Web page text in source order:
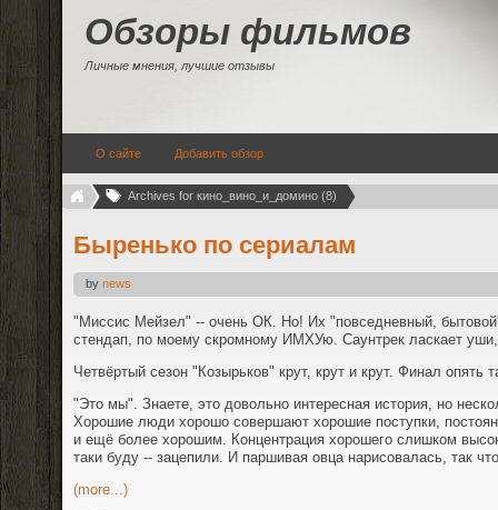
Обзоры фильмов
Личные мнения, лучшие отзывы
О сайте Добавить обзор
Archives for кино_вино_и_домино (8)
Быренько по сериалам
by news
"Миссис Мейзел" -- очень ОК. Но! Их "повседневный,
стендап, по моему скромному ИМХУю. Саунтрек ласкает
Четвёртый сезон "Козырьков" крут, крут и крут. Финал опять
"Это мы". Знаете, это довольно интересная история, но
Хорошие люди хорошо совершают хорошие поступки,
и ещё более хорошим. Концентрация хорошего слишком
таки буду -- зацепили. И паршивая овца нарисовалась, так
(more...)